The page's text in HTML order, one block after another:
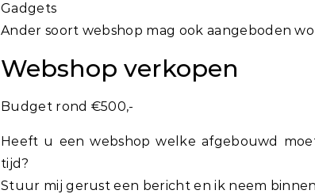
Gadgets
Ander soort webshop mag ook aangeboden
Webshop verkopen
Budget rond €500,-
Heeft u een webshop welke afgebouwd
tijd?
Stuur mij gerust een bericht en ik neem